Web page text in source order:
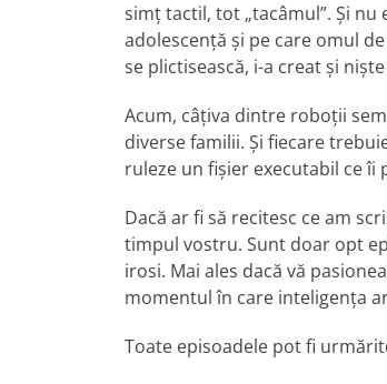
simț tactil, tot „tacâmul”. Și
adolescență și pe care omul
se plictisească, i-a creat și
Acum, câțiva dintre roboții
diverse familii. Și fiecare
ruleze un fișier executabil ce
Dacă ar fi să recitesc ce am
timpul vostru. Sunt doar opt
irosi. Mai ales dacă vă
momentul în care inteligența
Toate episoadele pot fi